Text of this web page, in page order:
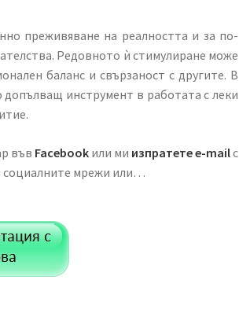
преживяване на реалността и за по-
Редовното ѝ стимулиране може
баланс и свързаност с другите. В
допълващ инструмент в работата с леки
във Facebook или ми изпратете e-mailс
социалните мрежи или…